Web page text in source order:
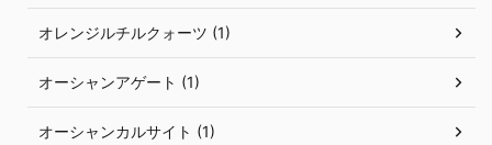
オレンジルチルクォーツ (1)
オーシャンアゲート (1)
オーシャンカルサイト (1)